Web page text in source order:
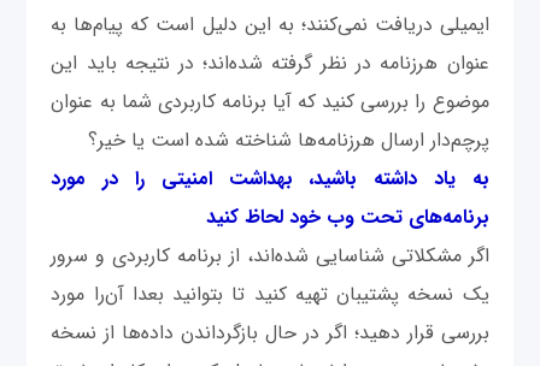
ایمیلی دریافت نمی‌کنند؛ به این دلیل است که پیام‌ها به
عنوان هرزنامه در نظر گرفته شده‌اند؛ در نتیجه باید این
موضوع را بررسی کنید که آیا برنامه کاربردی شما به عنوان
پرچم‌دار ارسال هرزنامه‌ها شناخته شده است یا خیر؟
به یاد داشته باشید، بهداشت امنیتی را در مورد
برنامه‌های تحت وب خود لحاظ کنید
اگر مشکلاتی شناسایی شده‌اند، از برنامه کاربردی و سرور
یک نسخه پشتیبان تهیه کنید تا بتوانید بعدا آن‌را مورد
بررسی قرار دهید؛ اگر در حال بازگرداندن داده‌ها از نسخه